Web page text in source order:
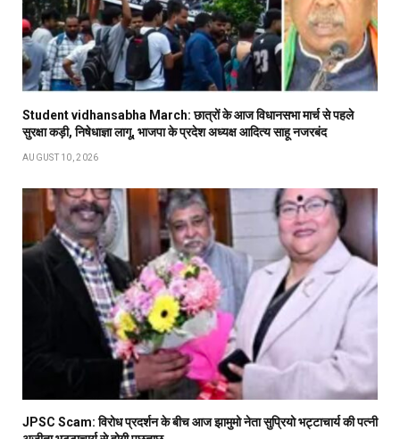
Student vidhansabha March: छात्रों के आज विधानसभा मार्च से पहले
सुरक्षा कड़ी, निषेधाज्ञा लागू, भाजपा के प्रदेश अध्यक्ष आदित्य साहू नजरबंद
AUGUST 10, 2026
JPSC Scam: विरोध प्रदर्शन के बीच आज झामुमो नेता सुप्रियो भट्टाचार्य की पत्नी